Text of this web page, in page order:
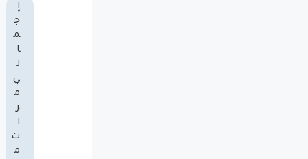
إ
ج
م
ا
ل
ي
م
ر
ا
ت
م